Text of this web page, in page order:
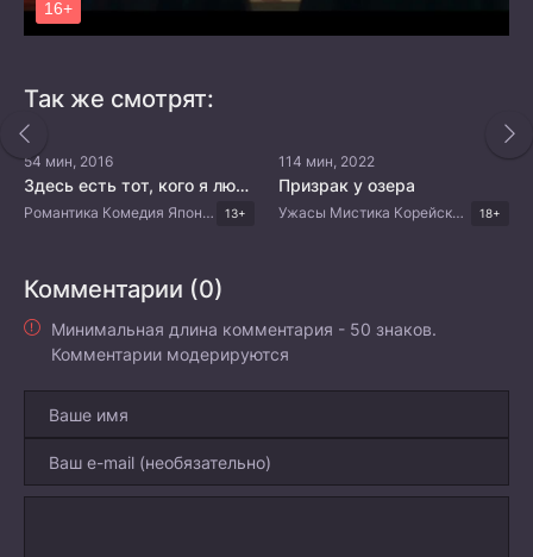
Так же смотрят:
54 мин, 2016
Здесь есть тот, кого я люблю
Романтика Комедия Японские дорамы 13+
114 мин, 2022
Призрак у озера
Ужасы Мистика Корейские дорамы 18+
Комментарии (0)
Минимальная длина комментария - 50 знаков.
Комментарии модерируются